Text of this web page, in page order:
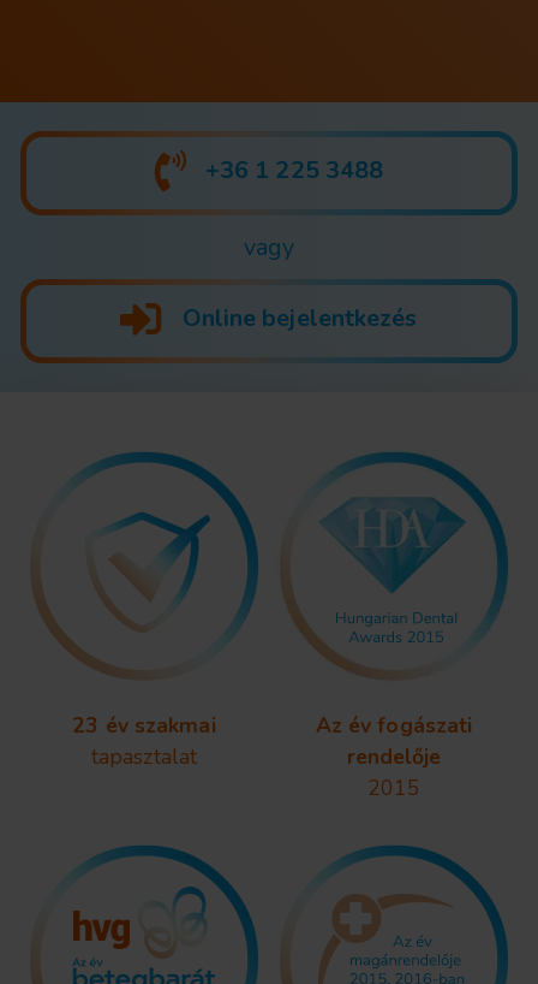
+36 1 225 3488
vagy
Online bejelentkezés
23 év szakmai
tapasztalat
Az év fogászati
rendelője
2015